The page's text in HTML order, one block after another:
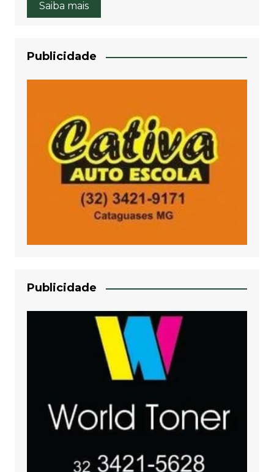
Saiba mais
Publicidade
Publicidade